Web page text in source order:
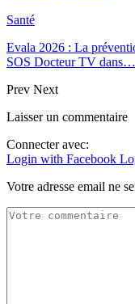
Santé
Evala 2026 : La
SOS Docteur TV dans…
Prev Next
Laisser un commentaire
Connecter avec:
Login with Facebook
Votre adresse email ne